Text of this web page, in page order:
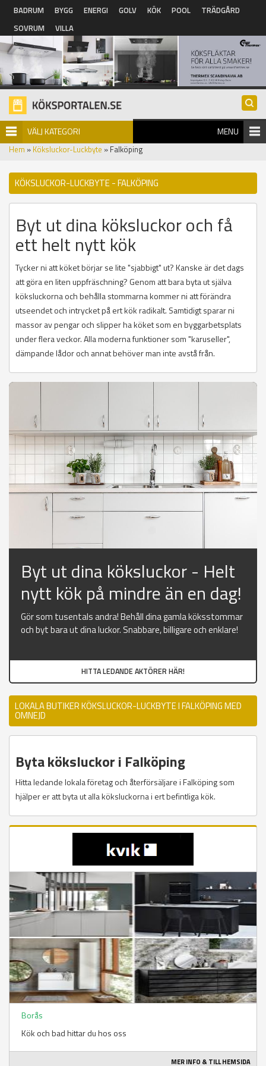
Hoppa till huvudinnehåll
BADRUM BYGG ENERGI GOLV KÖK POOL
TRÄDGÅRD
SOVRUM
VILLA
VÄLJ KATEGORI MENU
Hem » Köksluckor-Luckbyte » Falköping
KÖKSLUCKOR-LUCKBYTE - FALKÖPING
Byt ut dina köksluckor och få
ett helt nytt kök
Tycker ni att köket börjar se lite "sjabbigt" ut? Kanske är det dags
att göra en liten uppfräschning? Genom att bara byta ut själva
köksluckorna och behålla stommarna kommer ni att förändra
utseendet och intrycket på ert kök radikalt. Samtidigt sparar ni
massor av pengar och slipper ha köket som en byggarbetsplats
under flera veckor. Alla moderna funktioner som "karuseller",
dämpande lådor och annat behöver man inte avstå från.
Byt ut dina köksluckor - Helt
nytt kök på mindre än en dag!
Gör som tusentals andra! Behåll dina gamla köksstommar
och byt bara ut dina luckor. Snabbare, billigare och enklare!
HITTA LEDANDE AKTÖRER HÄR!
LOKALA BUTIKER KÖKSLUCKOR-LUCKBYTE I FALKÖPING MED
OMNEJD
Byta köksluckor i Falköping
Hitta ledande lokala företag och återförsäljare i Falköping som
hjälper er att byta ut alla köksluckorna i ert befintliga kök.
Borås
Kök och bad hittar du hos oss
MER INFO & TILL HEMSIDA